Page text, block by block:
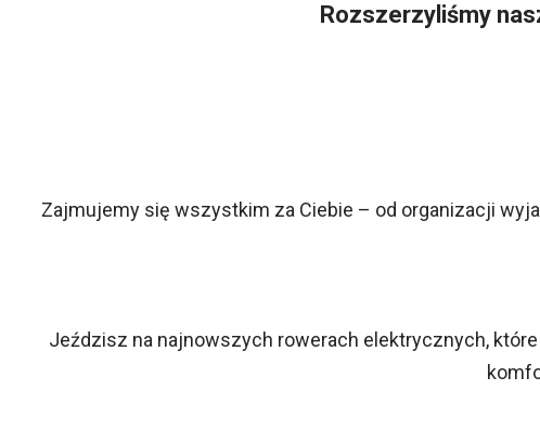
Rozszerzyliśmy
Zajmujemy się wszystkim za Ciebie – od organizacji
Jeździsz na najnowszych rowerach elektrycznych,